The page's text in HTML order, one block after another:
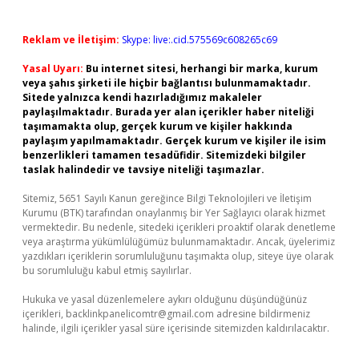
Reklam ve İletişim: Skype: live:.cid.575569c608265c69
Yasal Uyarı: Bu internet sitesi, herhangi bir marka, kurum
veya şahıs şirketi ile hiçbir bağlantısı bulunmamaktadır.
Sitede yalnızca kendi hazırladığımız makaleler
paylaşılmaktadır. Burada yer alan içerikler haber niteliği
taşımamakta olup, gerçek kurum ve kişiler hakkında
paylaşım yapılmamaktadır. Gerçek kurum ve kişiler ile isim
benzerlikleri tamamen tesadüfidir. Sitemizdeki bilgiler
taslak halindedir ve tavsiye niteliği taşımazlar.
Sitemiz, 5651 Sayılı Kanun gereğince Bilgi Teknolojileri ve İletişim
Kurumu (BTK) tarafından onaylanmış bir Yer Sağlayıcı olarak hizmet
vermektedir. Bu nedenle, sitedeki içerikleri proaktif olarak denetleme
veya araştırma yükümlülüğümüz bulunmamaktadır. Ancak, üyelerimiz
yazdıkları içeriklerin sorumluluğunu taşımakta olup, siteye üye olarak
bu sorumluluğu kabul etmiş sayılırlar.
Hukuka ve yasal düzenlemelere aykırı olduğunu düşündüğünüz
içerikleri, backlinkpanelicomtr@gmail.com adresine bildirmeniz
halinde, ilgili içerikler yasal süre içerisinde sitemizden kaldırılacaktır.